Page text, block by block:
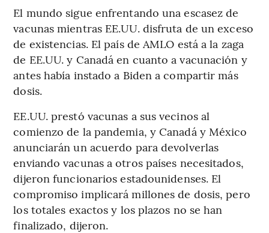
El mundo sigue enfrentando una escasez de
vacunas mientras EE.UU. disfruta de un exceso
de existencias. El país de AMLO está a la zaga
de EE.UU. y Canadá en cuanto a vacunación y
antes había instado a Biden a compartir más
dosis.
EE.UU. prestó vacunas a sus vecinos al
comienzo de la pandemia, y Canadá y México
anunciarán un acuerdo para devolverlas
enviando vacunas a otros países necesitados,
dijeron funcionarios estadounidenses. El
compromiso implicará millones de dosis, pero
los totales exactos y los plazos no se han
finalizado, dijeron.